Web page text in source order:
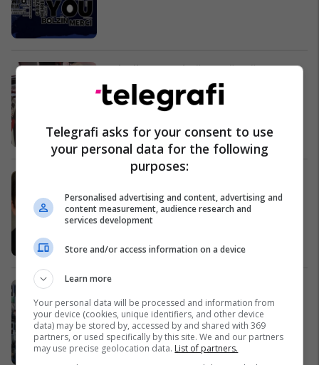
Mihrija paralajmëron këngën e re
Magazina
Marko Gjuriq bëhet qytetar nderi i
Zveçanit
Kosovë
zgjedhjet janë zgjidhje (Video)
Kosovë
Telegrafi asks for your consent to use
your personal data for the following
purposes:
Personalised advertising and content, advertising and
content measurement, audience research and
services development
Store and/or access information on a device
Learn more
Your personal data will be processed and information from
your device (cookies, unique identifiers, and other device
data) may be stored by, accessed by and shared with 369
partners, or used specifically by this site. We and our partners
may use precise geolocation data. List of partners.